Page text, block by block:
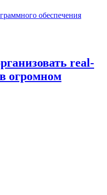
обеспечения
real-
огромном